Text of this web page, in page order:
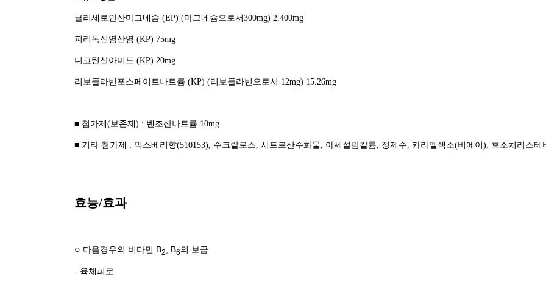
글리세로인산마그네슘 (EP) (마그네슘으로서300mg) 2,400mg
피리독신염산염 (KP) 75mg
니코틴산아미드 (KP) 20mg
리보플라빈포스페이트나트륨 (KP) (리보플라빈으로서 12mg) 15.26mg
■ 첨가제(보존제) : 벤조산나트륨 10mg
■ 기타 첨가제 : 믹스베리향(510153), 수크랄로스, 시트르산수화물, 아세설팜칼륨, 정제수, 카라멜색소(비에이), 효소처리스테
효능/효과
○ 다음경우의 비타민 B2 , B6의 보급
- 육체피로